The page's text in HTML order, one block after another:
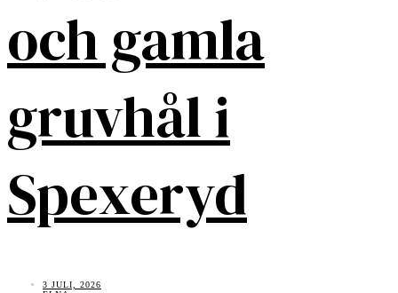
och gamla
gruvhål i
Spexeryd
3 JULI, 2026